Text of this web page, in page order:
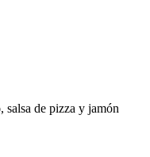
salsa de pizza y jamón